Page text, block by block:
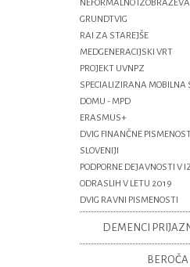
NEFORMALNO
GRUNDTVIG
RAI ZA STAREJŠE
MEDGENERACIJSKI VRT
PROJEKT UVNPZ
SPECIALIZIRANA MOBILNA
DOMU - MPD
ERASMUS+
DVIG FINANČNE
SLOVENIJI
PODPORNE DEJAVNOSTI V
ODRASLIH V LETU 2019
DVIG RAVNI PISMENOSTI
DEMENCI